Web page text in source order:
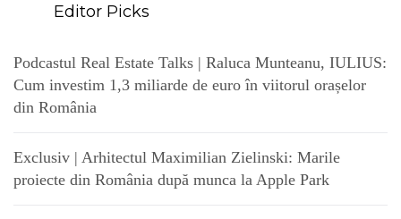
Editor Picks
Podcastul Real Estate Talks | Raluca Munteanu, IULIUS:
Cum investim 1,3 miliarde de euro în viitorul orașelor
din România
Exclusiv | Arhitectul Maximilian Zielinski: Marile
proiecte din România după munca la Apple Park